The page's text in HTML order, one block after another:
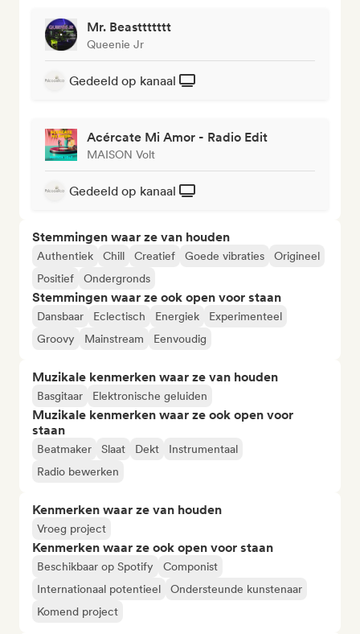
Mr. Beasttttttt
Queenie Jr
Gedeeld op kanaal
Acércate Mi Amor - Radio Edit
MAISON Volt
Gedeeld op kanaal
Stemmingen waar ze van houden
Authentiek Chill Creatief Goede vibraties
Origineel
Positief
Ondergronds
Stemmingen waar ze ook open voor staan
Dansbaar Eclectisch Energiek
Experimenteel
Groovy
Mainstream Eenvoudig
Muzikale kenmerken waar ze van houden
Basgitaar Elektronische geluiden
Muzikale kenmerken waar ze ook open voor
staan
Beatmaker Slaat Dekt
Instrumentaal
Radio bewerken
Kenmerken waar ze van houden
Vroeg project
Kenmerken waar ze ook open voor staan
Beschikbaar op Spotify
Componist
Internationaal potentieel
Ondersteunde kunstenaar
Komend project